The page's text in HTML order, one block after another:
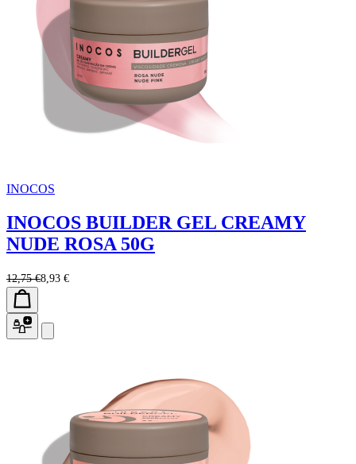
INOCOS
INOCOS BUILDER GEL CREAMY
NUDE ROSA 50G
12,75 €8,93 €